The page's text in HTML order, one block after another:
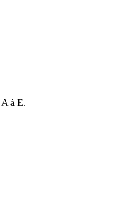
A à E.